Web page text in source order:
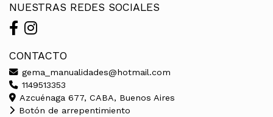
NUESTRAS REDES SOCIALES
CONTACTO
gema_manualidades@hotmail.com
1149513353
Azcuénaga 677, CABA, Buenos Aires
Botón de arrepentimiento